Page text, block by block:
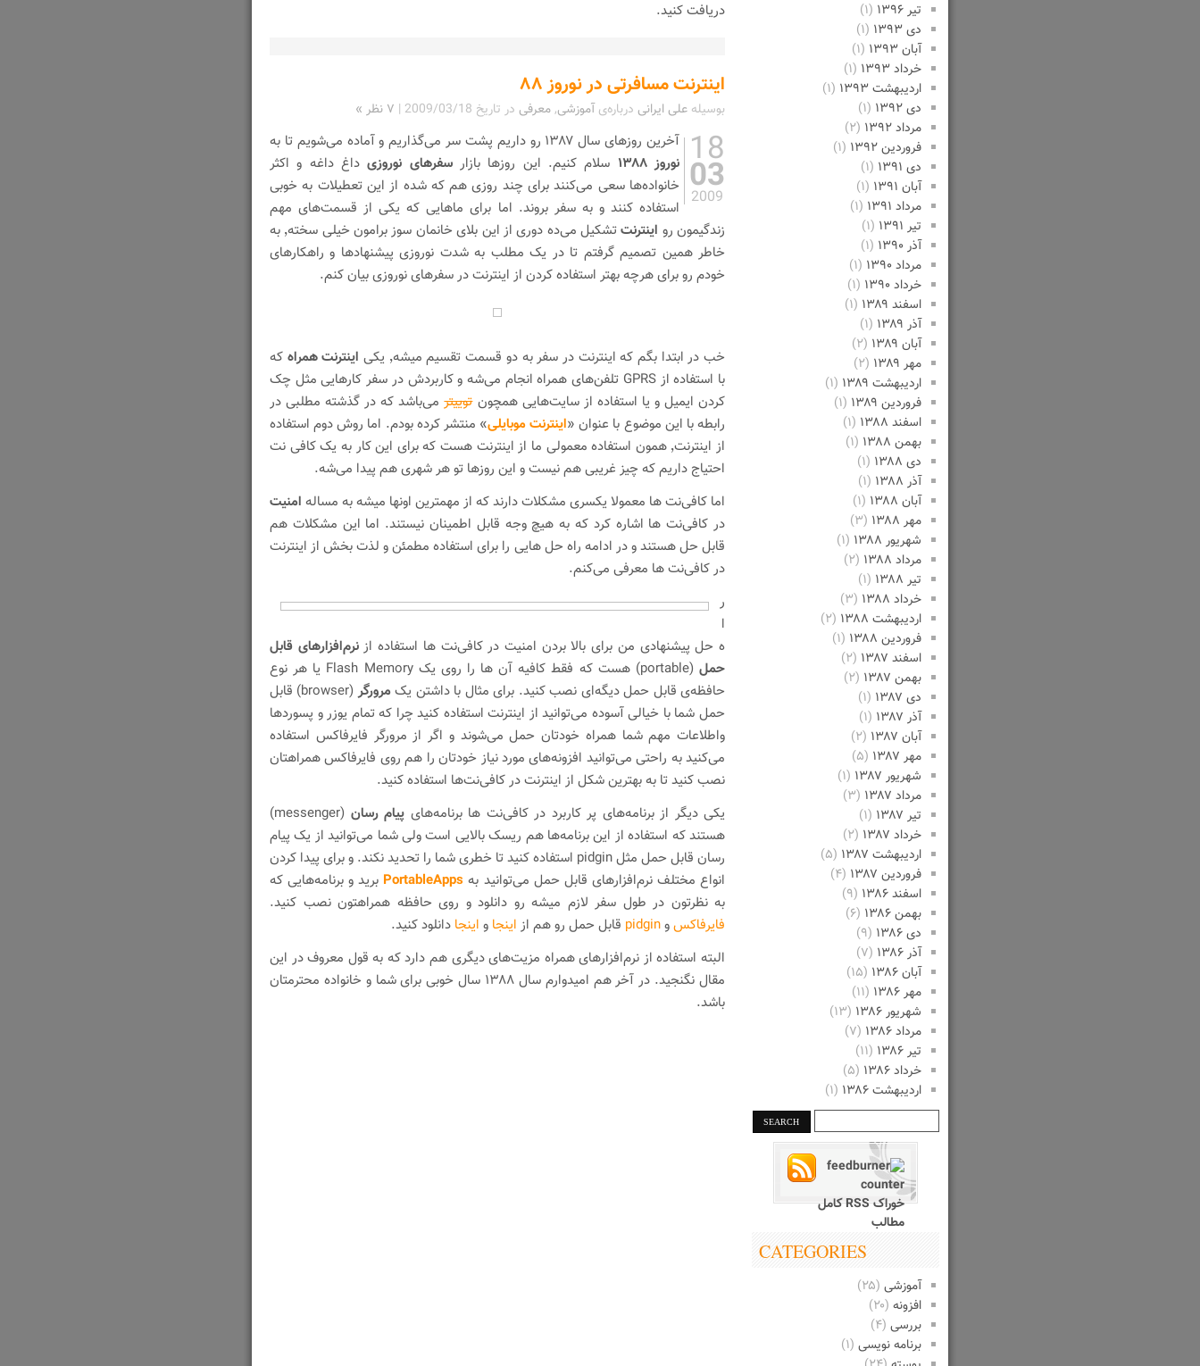
تیر ۱۳۹۶
(۱)
دی ۱۳۹۳
(۱)
آبان ۱۳۹۳
(۱)
خرداد ۱۳۹۳
(۱)
اردیبهشت ۱۳۹۳
(۱)
دی ۱۳۹۲
(۱)
مرداد ۱۳۹۲
(۲)
فروردین ۱۳۹۲
(۱)
دی ۱۳۹۱
(۱)
آبان ۱۳۹۱
(۱)
مرداد ۱۳۹۱
(۱)
تیر ۱۳۹۱
(۱)
آذر ۱۳۹۰
(۱)
مرداد ۱۳۹۰
(۱)
خرداد ۱۳۹۰
(۱)
اسفند ۱۳۸۹
(۱)
آذر ۱۳۸۹
(۱)
آبان ۱۳۸۹
(۲)
مهر ۱۳۸۹
(۲)
اردیبهشت ۱۳۸۹
(۱)
فروردین ۱۳۸۹
(۱)
اسفند ۱۳۸۸
(۱)
بهمن ۱۳۸۸
(۱)
دی ۱۳۸۸
(۱)
آذر ۱۳۸۸
(۱)
آبان ۱۳۸۸
(۱)
مهر ۱۳۸۸
(۳)
شهریور ۱۳۸۸
(۱)
مرداد ۱۳۸۸
(۲)
تیر ۱۳۸۸
(۱)
خرداد ۱۳۸۸
(۳)
اردیبهشت ۱۳۸۸
(۲)
فروردین ۱۳۸۸
(۱)
اسفند ۱۳۸۷
(۲)
بهمن ۱۳۸۷
(۲)
دی ۱۳۸۷
(۱)
آذر ۱۳۸۷
(۱)
آبان ۱۳۸۷
(۲)
مهر ۱۳۸۷
(۵)
شهریور ۱۳۸۷
(۱)
مرداد ۱۳۸۷
(۳)
تیر ۱۳۸۷
(۱)
خرداد ۱۳۸۷
(۲)
اردیبهشت ۱۳۸۷
(۵)
فروردین ۱۳۸۷
(۴)
اسفند ۱۳۸۶
(۹)
بهمن ۱۳۸۶
(۶)
دی ۱۳۸۶
(۹)
آذر ۱۳۸۶
(۷)
آبان ۱۳۸۶
(۱۵)
مهر ۱۳۸۶
(۱۱)
شهریور ۱۳۸۶
(۱۳)
مرداد ۱۳۸۶
(۷)
تیر ۱۳۸۶
(۱۱)
خرداد ۱۳۸۶
(۵)
اردیبهشت ۱۳۸۶
(۱)
خوراک RSS کامل
مطالب
CATEGORIES
آموزشی (۲۵)
افزونه (۲۰)
بررسی (۴)
برنامه نویسی (۱)
دریافت کنید.
اینترنت مسافرتی در نوروز ۸۸
بوسیله علی ایرانی درباره‌یآموزشی,معرفی در تاریخ 2009/03/18
| ۷ نظر »
18
03
2009
آخرین روز‌های سال ۱۳۸۷ رو داریم پشت سر می‌گذاریم و آماده می‌شویم تا به
نوروز ۱۳۸۸
سلام کنیم. این روزها بازارسفرهای نوروزیداغ داغه و اکثر
خانواده‌ها سعی می‌کنند برای چند روزی هم که شده از این تعطیلات به خوبی
استفاده کنند و به سفر بروند. اما برای ماهایی که یکی از قسمت‌های مهم
زندگیمون رو اینترنت
تشکیل می‌ده دوری از این بلای خانمان سوز برامون خیلی سخته٬ به
خاطر همین تصمیم گرفتم تا در یک مطلب به شدت نوروزی پیشنهادها و راهکارهای
خودم رو برای هرچه بهتر استفاده کردن از اینترنت در سفرهای نوروزی بیان کنم.
خب در ابتدا بگم که اینترنت در سفر به دو قسمت تقسیم میشه٬ یکی اینترنت همراه که
با استفاده از GPRS تلفن‌های همراه انجام می‌شه و کاربردش در سفر کارهایی مثل چک
کردن ایمیل و یا استفاده از سایت‌هایی همچونتوییترمی‌باشد که در گذشته مطلبی در
رابطه با این موضوع با عنوان «اینترنت موبایلی» منتشر کرده بودم. اما روش دوم استفاده
از اینترنت٬ همون استفاده معمولی ما از اینترنت هست که برای این کار به یک کافی نت
احتیاج داریم که چیز غریبی هم نیست و این روزها تو هر شهری هم پیدا می‌شه.
اما کافی‌نت ها معمولا یکسری مشکلات دارند که از مهمترین اونها میشه به مساله امنیت
در کافی‌نت ها اشاره کرد که به هیچ وجه قابل اطمینان نیستند. اما این مشکلات هم
قابل حل هستند و در ادامه راه حل هایی را برای استفاده مطمئن و لذت بخش از اینترنت
در کافی‌نت ها معرفی می‌کنم.
ر
ا
ه حل پیشنهادی من برای بالا بردن امنیت در کافی‌نت ها استفاده ازنرم‌افزارهای قابل
حمل
(portable) هست که فقط کافیه آن ها را روی یک Flash Memory یا هر نوع
حافظه‌ی قابل حمل دیگه‌ای نصب کنید. برای مثال با داشتن یکمرورگر
(browser) قابل
حمل شما با خیالی آسوده می‌توانید از اینترنت استفاده کنید چرا که تمام یوزر و پسوردها
واطلاعات مهم شما همراه خودتان حمل می‌شوند و اگر از مرورگر فایرفاکس استفاده
می‌کنید به راحتی می‌توانید افزونه‌های مورد نیاز خودتان را هم روی فایرفاکس همراهتان
نصب کنید تا به بهترین شکل از اینترنت در کافی‌نت‌ها استفاده کنید.
یکی دیگر از برنامه‌های پر کاربرد در کافی‌نت ها برنامه‌های پیام رسان
(messenger)
هستند که استفاده از این برنامه‌ها هم ریسک بالایی است ولی شما می‌توانید از یک پیام
رسان قابل حمل مثل pidgin استفاده کنید تا خطری شما را تحدید نکند. و برای پیدا کردن
انواع مختلف نرم‌افزارهای قابل حمل می‌توانید به PortableApps برید و برنامه‌هایی که
به نظرتون در طول سفر لازم میشه رو دانلود و روی حافظه همراهتون نصب کنید.
فایرفاکسوpidgin قابل حمل رو هم از اینجا و اینجا دانلود کنید.
البته استفاده از نرم‌افزارهای همراه مزیت‌های دیگری هم دارد که به قول معروف در این
مقال نگنجید. در آخر هم امیدوارم سال ۱۳۸۸ سال خوبی برای شما و خانواده محترمتان
باشد.